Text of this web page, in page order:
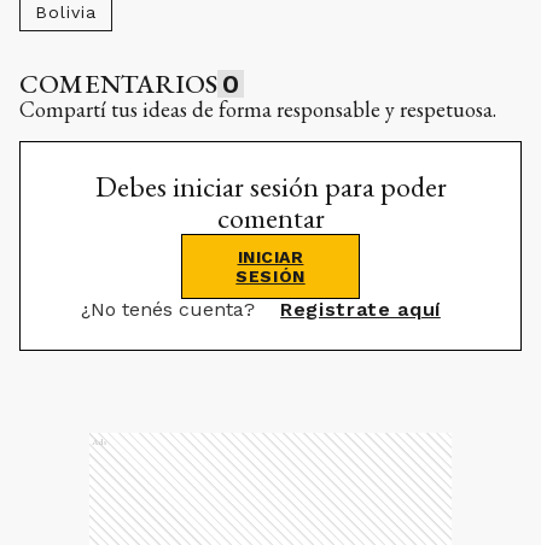
Bolivia
COMENTARIOS 0
Compartí tus ideas de forma responsable y respetuosa.
Debes iniciar sesión para poder
comentar
INICIAR
SESIÓN
¿No tenés cuenta? Registrate aquí
Ads